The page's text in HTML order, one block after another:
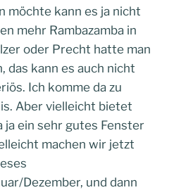
möchte kann es ja nicht
mehr Rambazamba in
oder Precht hatte man
das kann es auch nicht
Ich komme da zu
Aber vielleicht bietet
ja ein sehr gutes Fenster
machen wir jetzt
Dezember, und dann